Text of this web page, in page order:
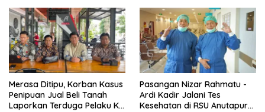
Merasa Ditipu, Korban Kasus
Penipuan Jual Beli Tanah
Laporkan Terduga Pelaku Ke
Pasangan Nizar Rahmatu -
Ardi Kadir Jalani Tes
Kesehatan di RSU Anutapura